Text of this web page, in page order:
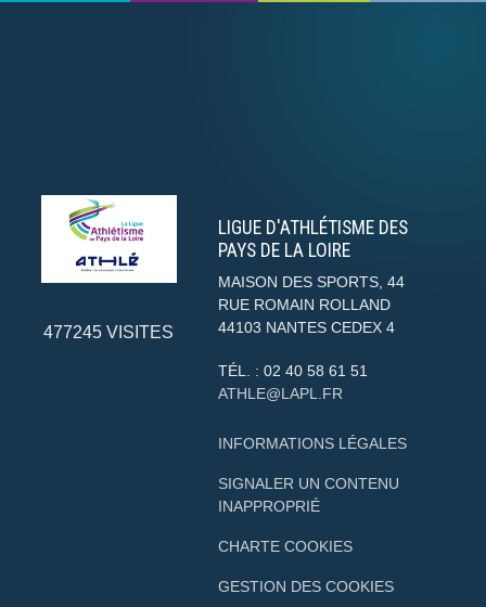
477245 VISITES
LIGUE D'ATHLÉTISME DES
PAYS DE LA LOIRE
MAISON DES SPORTS, 44
RUE ROMAIN ROLLAND
44103 NANTES CEDEX 4
TÉL. : 02 40 58 61 51
ATHLE@LAPL.FR
INFORMATIONS LÉGALES
SIGNALER UN CONTENU
INAPPROPRIÉ
CHARTE COOKIES
GESTION DES COOKIES